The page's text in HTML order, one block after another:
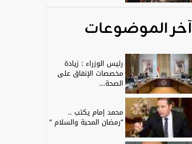
آخر الموضوعات
رئيس الوزراء : زيادة
مخصصات الإنفاق على
الصحة...
محمد إمام يكتب ..
”رمضان المحبة والسلام ”